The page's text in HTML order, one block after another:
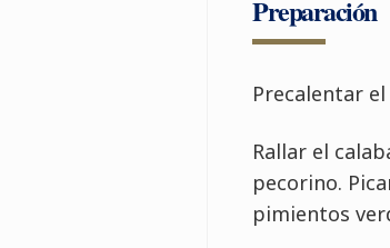
Preparación
Precalentar el
Rallar el
pecorino.
pimientos